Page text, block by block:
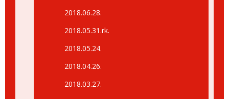
2018.06.28.
2018.05.31.rk.
2018.05.24.
2018.04.26.
2018.03.27.